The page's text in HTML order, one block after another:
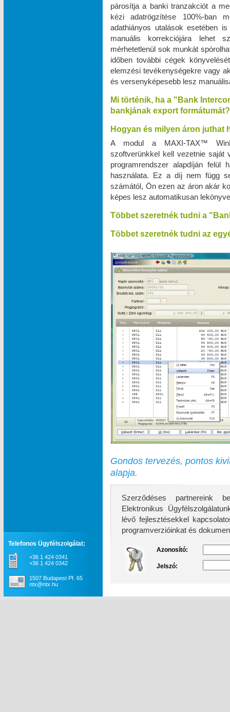
párosítja a banki tranzakciót a
kézi adatrögzítése 100%-ban
adathiányos utalások esetében
manuális korrekciójára lehet
mérhetetlenül sok munkát
időben további cégek
elemzési tevékenységekre vagy
és versenyképesebb lesz
Mi történik, ha a "Bank
bankjának export formátumát?
Hogyan és milyen áron
A modul a MAXI‑TAX™
szoftverünkkel kell vezetnie saját
programrendszer alapdíján
használata. Ez a díj nem függ
számától, Ön ezen az áron akár
képes lesz automatikusan
Többet szeretnék tudni a
Többet szeretnék tudni az
Gondos tervezés, pontos
alapja.
Szerződéses partnereink
Elektronikus Ügyfélszolgálatunk
lévő fejlesztésekkel kapcsolatos
programverzióinkat és
Azonosító:
Jelszó:
Telefonos Ügyfélszolgálat:
+36 1 424 0341
+36 1 424 0342
1507 Budapest Pf. 65
ntx@ntx.hu